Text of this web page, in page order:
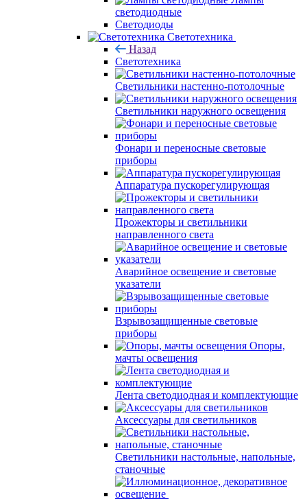
светодиодные
Светодиоды
Светотехника
Назад
Светотехника
Светильники настенно-потолочные
Светильники наружного освещения
Фонари и переносные световые
приборы
Аппаратура пускорегулирующая
Прожекторы и светильники
направленного света
Аварийное освещение и световые
указатели
Взрывозащищенные световые
приборы
Опоры,
мачты освещения
Лента светодиодная и комплектующие
Аксессуары для светильников
Светильники настольные, напольные,
станочные